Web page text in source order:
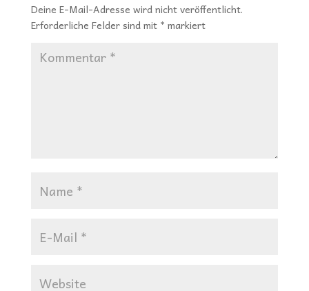
Deine E-Mail-Adresse wird nicht veröffentlicht.
Erforderliche Felder sind mit * markiert